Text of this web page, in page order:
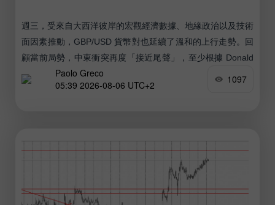
週三，受來自大西洋彼岸的宏觀經濟數據、地緣政治以及技術
面因素推動，GBP/USD 貨幣對也延續了溫和的上行走勢。回
顧當前局勢，中東衝突再度「接近尾聲」，至少根據 Donald
Trump 的說法是如此。
Paolo Greco
05:39 2026-08-06 UTC+2
1097